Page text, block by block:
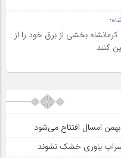
بخشی از برق خود را از
کنند
بهمن امسال افتتاح می‌شود
سراب یاوری خشک نشوند